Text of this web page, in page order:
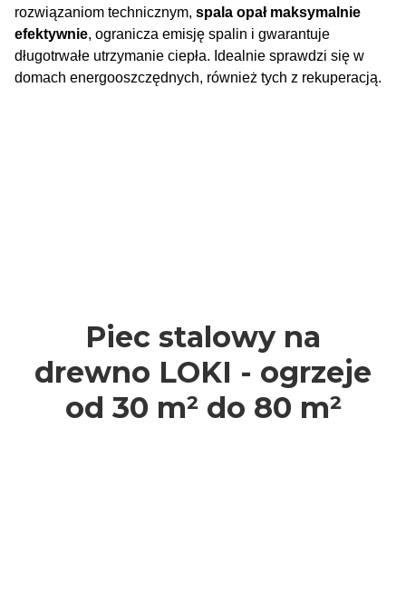
rozwiązaniom technicznym, spala opał maksymalnie
efektywnie, ogranicza emisję spalin i gwarantuje
długotrwałe utrzymanie ciepła. Idealnie sprawdzi się w
domach energooszczędnych, również tych z rekuperacją.
Piec stalowy na
drewno LOKI - ogrzeje
od 30 m² do 80 m²